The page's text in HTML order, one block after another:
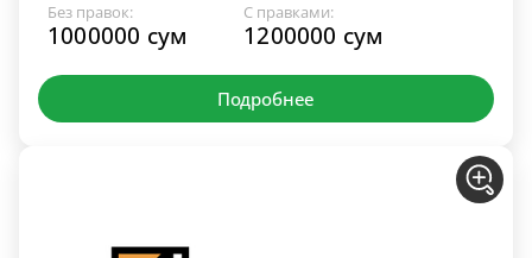
Без правок:
1000000 сум
С правками:
1200000 сум
Подробнее